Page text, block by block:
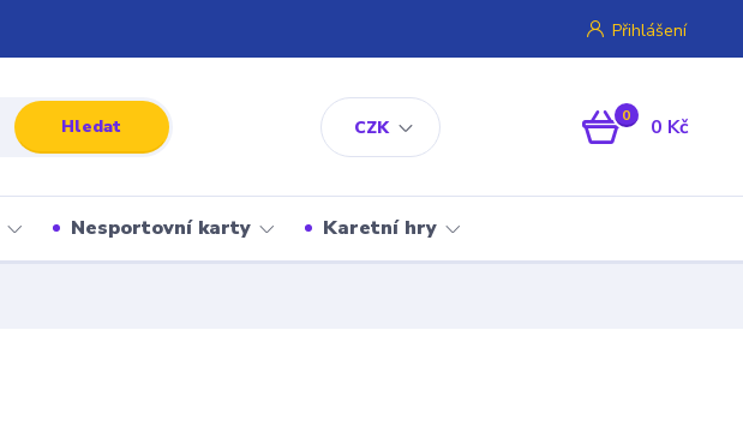
CZK
Přihlášení
Hledat 0 0 Kč
Nesportovní karty Karetní hry